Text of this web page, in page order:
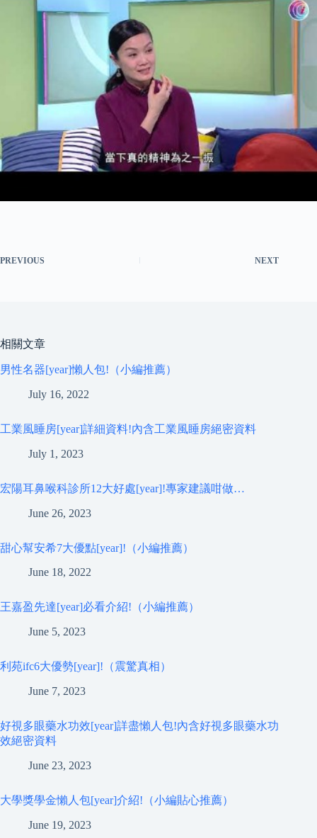
PREVIOUS NEXT
相關文章
男性名器[year]懶人包!（小編推薦）
July 16, 2022
工業風睡房[year]詳細資料!內含工業風睡房絕密資料
July 1, 2023
宏陽耳鼻喉科診所12大好處[year]!專家建議咁做…
June 26, 2023
甜心幫安希7大優點[year]!（小編推薦）
June 18, 2022
王嘉盈先達[year]必看介紹!（小編推薦）
June 5, 2023
利苑ifc6大優勢[year]!（震驚真相）
June 7, 2023
好視多眼藥水功效[year]詳盡懶人包!內含好視多眼藥水功
效絕密資料
June 23, 2023
大學獎學金懶人包[year]介紹!（小編貼心推薦）
June 19, 2023